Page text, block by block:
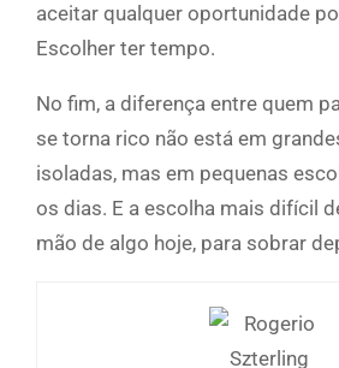
aceitar qualquer oportunidade
Escolher ter tempo.
No fim, a diferença entre quem
se torna rico não está em
isoladas, mas em pequenas
os dias. E a escolha mais difícil
mão de algo hoje, para sobrar